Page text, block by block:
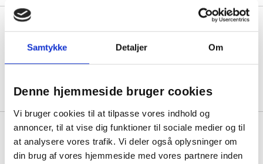
Samtykke Detaljer Om
Denne hjemmeside bruger cookies
Vi bruger cookies til at tilpasse vores indhold og
annoncer, til at vise dig funktioner til sociale medier og til
at analysere vores trafik. Vi deler også oplysninger om
din brug af vores hjemmeside med vores partnere inden
C13T46S100 foto sort
Epson original blækpatron
C13T46S200 blå